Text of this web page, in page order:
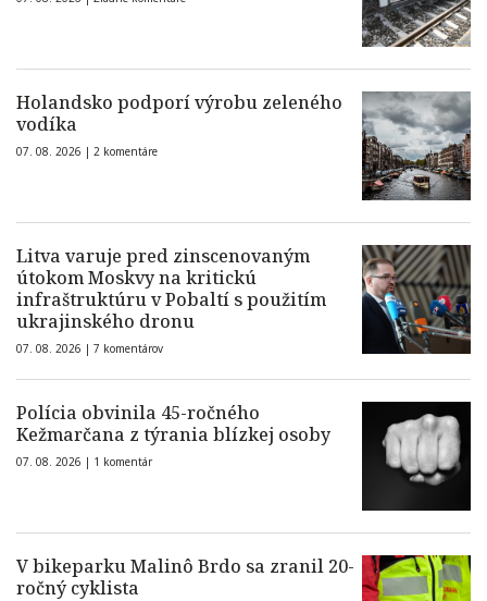
Holandsko podporí výrobu zeleného
vodíka
07. 08. 2026 | 2 komentáre
Litva varuje pred zinscenovaným
útokom Moskvy na kritickú
infraštruktúru v Pobaltí s použitím
ukrajinského dronu
07. 08. 2026 | 7 komentárov
Polícia obvinila 45-ročného
Kežmarčana z týrania blízkej osoby
07. 08. 2026 | 1 komentár
V bikeparku Malinô Brdo sa zranil 20-
ročný cyklista